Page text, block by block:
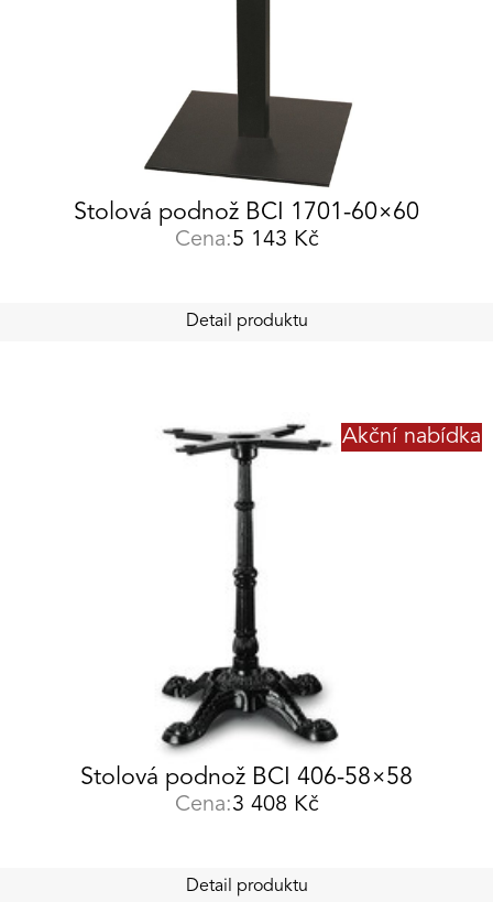
Stolová podnož BCI 1701-60×60
Cena:5 143 Kč
Detail produktu
Akční nabídka
Stolová podnož BCI 406-58×58
Cena:3 408 Kč
Detail produktu